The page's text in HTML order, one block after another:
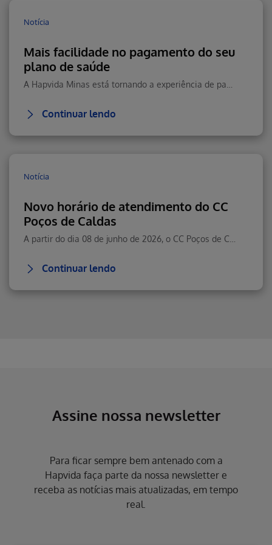
Notícia
Mais facilidade no pagamento do seu
plano de saúde
Continuar lendo
Notícia
Novo horário de atendimento do CC
Poços de Caldas
Continuar lendo
Assine nossa newsletter
Para ficar sempre bem antenado com a
Hapvida faça parte da nossa newsletter e
receba as notícias mais atualizadas, em tempo
real.